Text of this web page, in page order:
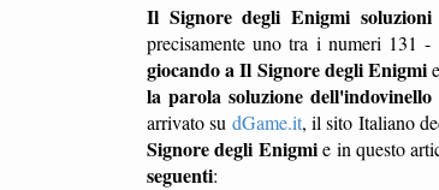
Il Signore degli Enigmi soluzioni
precisamente uno tra i numeri
giocando a Il Signore degli Enigmi
la parola soluzione dell'indovinello
arrivato su dGame.it, il sito Italiano
Signore degli Enigmie in questo
seguenti: